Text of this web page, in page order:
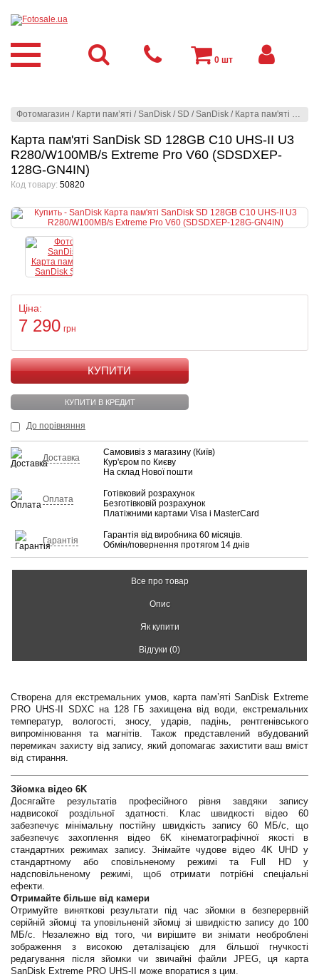
Фотомагазин / Карти пам’яті /SanDisk /SD /SanDisk / Карта пам'яті SanDisk SD 128GB C10 UHS-II U3 R280/W100MB/s Extreme Pro V60 (SDSDXEP-128G-GN4IN)
Карта пам'яті SanDisk SD 128GB C10 UHS-II U3
R280/W100MB/s Extreme Pro V60 (SDSDXEP-
128G-GN4IN)
Код товару: 50820
Ціна:
7 290 грн
КУПИТИ
КУПИТИ В КРЕДИТ
До порівняння
Доставка
Самовивіз з магазину (Київ)
Кур'єром по Києву
На склад Нової пошти
Оплата
Готівковий розрахунок
Безготівковій розрахунок
Платіжними картами Visa і MasterCard
Гарантія
Гарантія від виробника 60 місяців.
Обмін/повернення протягом 14 днів
Все про товар
Опис
Як купити
Відгуки (0)
Створена для екстремальних умов, карта пам’яті SanDisk Extreme
PRO UHS-II SDXC на 128 ГБ захищена від води, екстремальних
температур, вологості, зносу, ударів, падінь, рентгенівського
випромінювання та магнітів. Також представлений вбудований
перемикач захисту від запису, який допомагає захистити ваш вміст
від стирання.
Зйомка відео 6K
Досягайте результатів професійного рівня завдяки запису
надвисокої роздільної здатності. Клас швидкості відео 60
забезпечує мінімальну постійну швидкість запису 60 МБ/с, що
забезпечує захоплення відео 6K кінематографічної якості в
стандартних режимах запису. Знімайте чудове відео 4K UHD у
стандартному або сповільненому режимі та Full HD у
надсповільненому режимі, щоб отримати потрібні спеціальні
ефекти.
Отримайте більше від камери
Отримуйте виняткові результати під час зйомки в безперервній
серійній зйомці та уповільненій зйомці зі швидкістю запису до 100
МБ/с. Незалежно від того, чи вирішите ви знімати необроблені
зображення з високою деталізацією для більшої гнучкості
редагування після зйомки чи звичайні файли JPEG, ця карта
SanDisk Extreme PRO UHS-II може впоратися з цим.
0 шт